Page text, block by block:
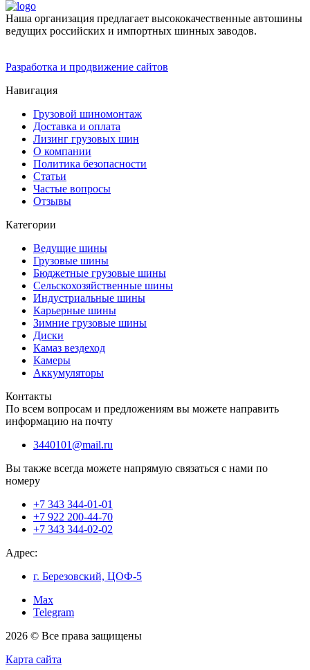
Наша организация предлагает высококачественные автошины
ведущих российских и импортных шинных заводов.
Разработка и продвижение сайтов
Навигация
Грузовой шиномонтаж
Доставка и оплата
Лизинг грузовых шин
О компании
Политика безопасности
Статьи
Частые вопросы
Отзывы
Категории
Ведущие шины
Грузовые шины
Бюджетные грузовые шины
Сельскохозяйственные шины
Индустриальные шины
Карьерные шины
Зимние грузовые шины
Диски
Камаз вездеход
Камеры
Аккумуляторы
Контакты
По всем вопросам и предложениям вы можете направить
информацию на почту
3440101@mail.ru
Вы также всегда можете напрямую связаться с нами по
номеру
+7 343 344-01-01
+7 922 200-44-70
+7 343 344-02-02
Адрес:
г. Березовский, ЦОФ-5
Max
Telegram
2026 © Все права защищены
Карта сайта